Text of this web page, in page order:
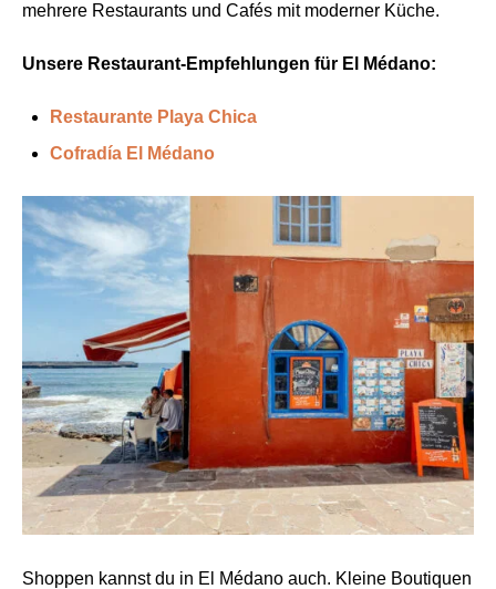
mehrere Restaurants und Cafés mit moderner Küche.
Unsere Restaurant-Empfehlungen für El Médano:
Restaurante Playa Chica
Cofradía El Médano
Shoppen kannst du in El Médano auch. Kleine Boutiquen